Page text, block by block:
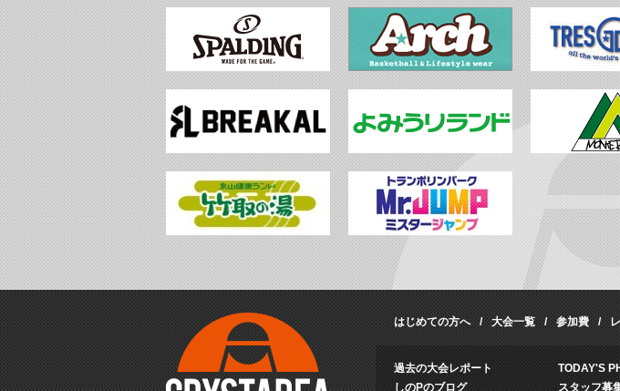
はじめての方へ 大会一覧 参加費
過去の大会レポート
しのPのブログ
TODAY'S
スタッフ募